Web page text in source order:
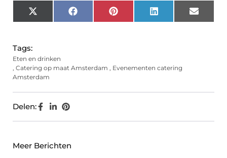
X
(Twitter)
FacebookPinterest LinkedIn Email
Tags:
Eten en drinken
, Catering op maat Amsterdam , Evenementen catering
Amsterdam
Delen:
Meer Berichten